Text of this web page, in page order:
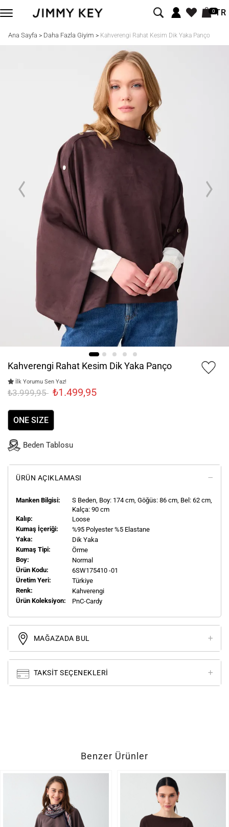
0TR
Ana Sayfa > Daha Fazla Giyim > Kahverengi Rahat Kesim Dik Yaka Panço
Kahverengi Rahat Kesim Dik Yaka Panço
İlk Yorumu Sen Yaz!
₺3.999,95 ₺1.499,95
ONE SIZE
Beden Tablosu
ÜRÜN AÇIKLAMASI
Manken Bilgisi: S Beden, Boy: 174 cm, Göğüs: 86 cm, Bel: 62 cm,
Kalça: 90 cm
Kalıp:
Loose
Kumaş İçeriği:
%95 Polyester %5 Elastane
Yaka:
Dik Yaka
Kumaş Tipi:
Örme
Boy:
Normal
Ürün Kodu:
6SW175410 -01
Üretim Yeri:
Türkiye
Renk:
Kahverengi
Ürün Koleksiyon:
PnC-Cardy
MAĞAZADA BUL
TAKSIT SEÇENEKLERI
Benzer Ürünler